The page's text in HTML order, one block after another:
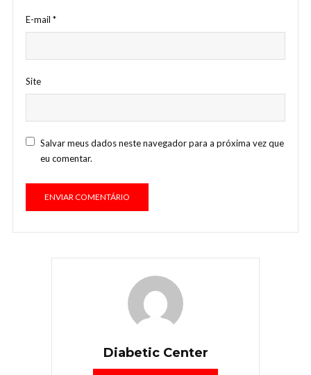
E-mail *
Site
Salvar meus dados neste navegador para a próxima vez que
eu comentar.
Diabetic Center